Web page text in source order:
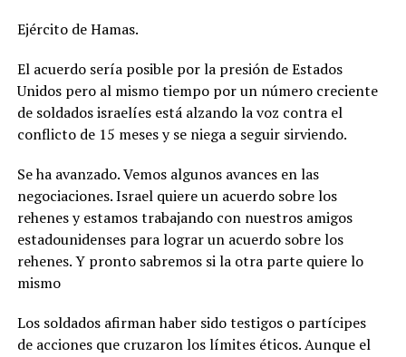
Ejército de Hamas.
El acuerdo sería posible por la presión de Estados
Unidos pero al mismo tiempo por un número creciente
de soldados israelíes está alzando la voz contra el
conflicto de 15 meses y se niega a seguir sirviendo.
Se ha avanzado. Vemos algunos avances en las
negociaciones. Israel quiere un acuerdo sobre los
rehenes y estamos trabajando con nuestros amigos
estadounidenses para lograr un acuerdo sobre los
rehenes. Y pronto sabremos si la otra parte quiere lo
mismo
Los soldados afirman haber sido testigos o partícipes
de acciones que cruzaron los límites éticos. Aunque el